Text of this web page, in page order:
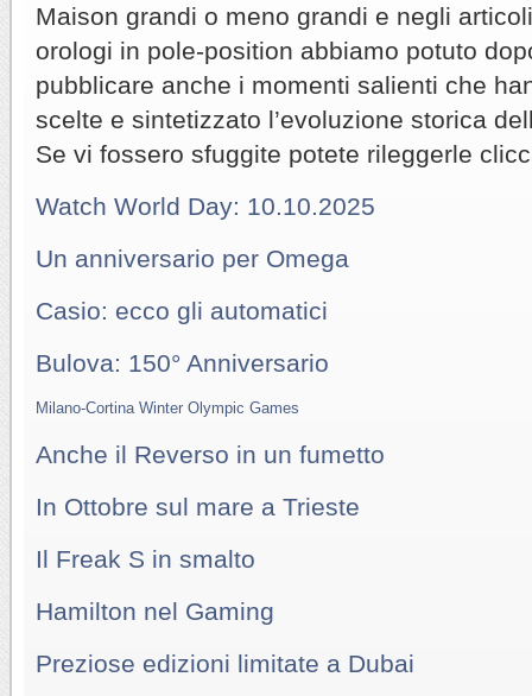
Maison grandi o meno grandi e negli
orologi in pole-position abbiamo potuto
pubblicare anche i momenti salienti che
scelte e sintetizzato l’evoluzione storica
Se vi fossero sfuggite potete rileggerle
Watch World Day: 10.10.2025
Un anniversario per Omega
Casio: ecco gli automatici
Bulova: 150° Anniversario
Milano-Cortina Winter Olympic Games
Anche il Reverso in un fumetto
In Ottobre sul mare a Trieste
Il Freak S in smalto
Hamilton nel Gaming
Preziose edizioni limitate a Dubai